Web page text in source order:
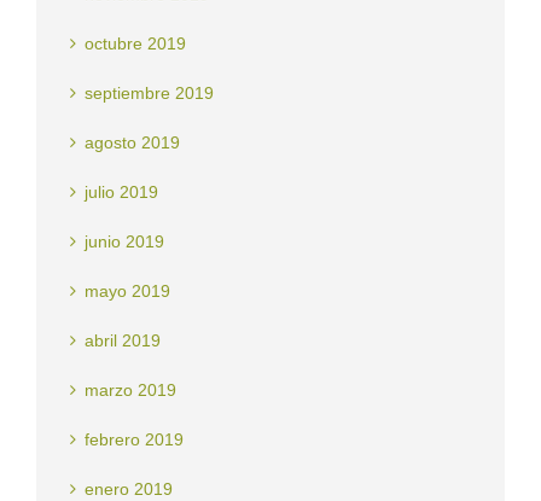
octubre 2019
septiembre 2019
agosto 2019
julio 2019
junio 2019
mayo 2019
abril 2019
marzo 2019
febrero 2019
enero 2019